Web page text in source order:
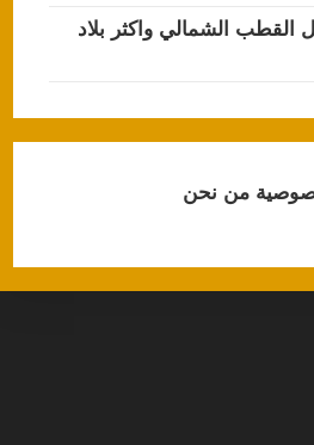
القطب الشمالي واكثر بلاد
من نحن